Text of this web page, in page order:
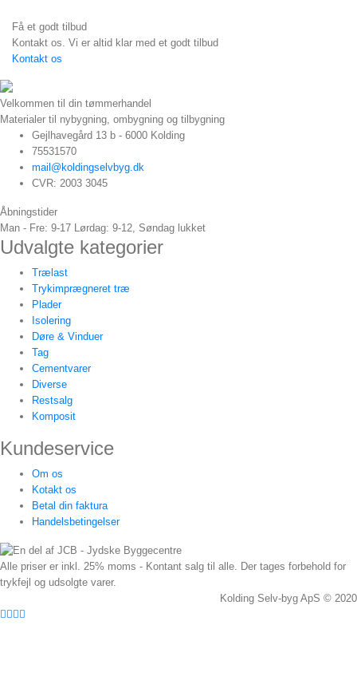
Få et godt tilbud
Kontakt os. Vi er altid klar med et godt tilbud
Kontakt os
Velkommen til din tømmerhandel
Materialer til nybygning, ombygning og tilbygning
Gejlhavegård 13 b - 6000 Kolding
75531570
mail@koldingselvbyg.dk
CVR: 2003 3045
Åbningstider
Man - Fre: 9-17 Lørdag: 9-12, Søndag lukket
Udvalgte kategorier
Trælast
Trykimprægneret træ
Plader
Isolering
Døre & Vinduer
Tag
Cementvarer
Diverse
Restsalg
Komposit
Kundeservice
Om os
Kotakt os
Betal din faktura
Handelsbetingelser
Alle priser er inkl. 25% moms - Kontant salg til alle. Der tages forbehold for
trykfejl og udsolgte varer.
Kolding Selv-byg ApS © 2020
Facebook
Twitter
Instagram